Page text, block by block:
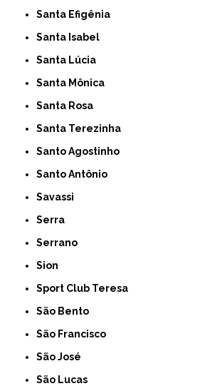
Santa Efigênia
Santa Isabel
Santa Lúcia
Santa Mônica
Santa Rosa
Santa Terezinha
Santo Agostinho
Santo Antônio
Savassi
Serra
Serrano
Sion
Sport Club Teresa
São Bento
São Francisco
São José
São Lucas